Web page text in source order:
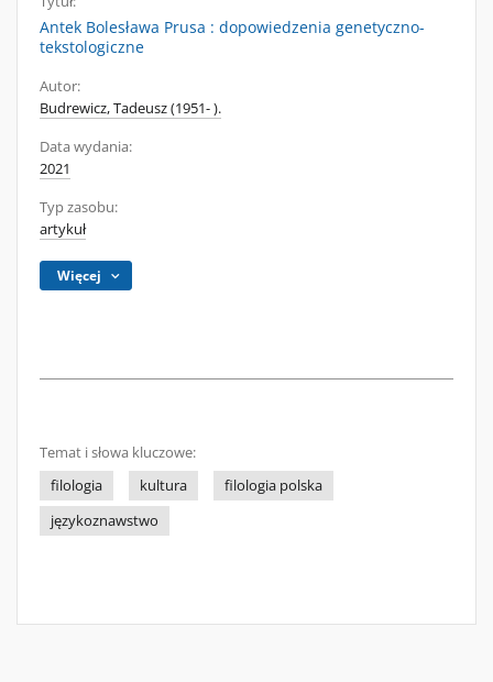
Antek Bolesława Prusa : dopowiedzenia genetyczno-
tekstologiczne
Autor:
Budrewicz, Tadeusz (1951- ).
Data wydania:
2021
Typ zasobu:
artykuł
Więcej
Temat i słowa kluczowe:
filologia
kultura
filologia polska
językoznawstwo